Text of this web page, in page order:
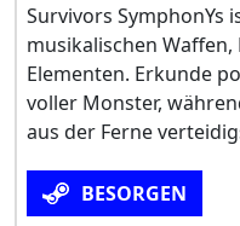
Survivors SymphonYs
musikalischen
Elementen. Erkunde
voller Monster,
aus der Ferne
BESORGEN